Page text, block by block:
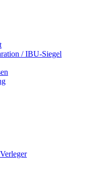
/ IBU-Siegel